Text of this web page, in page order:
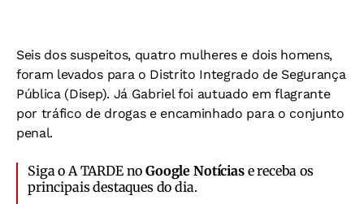
Seis dos suspeitos, quatro mulheres e dois homens,
foram levados para o Distrito Integrado de Segurança
Pública (Disep). Já Gabriel foi autuado em flagrante
por tráfico de drogas e encaminhado para o conjunto
penal.
Siga o A TARDE noGoogle Notíciase receba os
principais destaques do dia.